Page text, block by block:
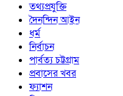
তথ্যপ্রযুক্তি
দৈনন্দিন আইন
ধর্ম
নির্বাচন
পার্বত্য চট্টগ্রাম
প্রবাসের খবর
ফ্যাশন